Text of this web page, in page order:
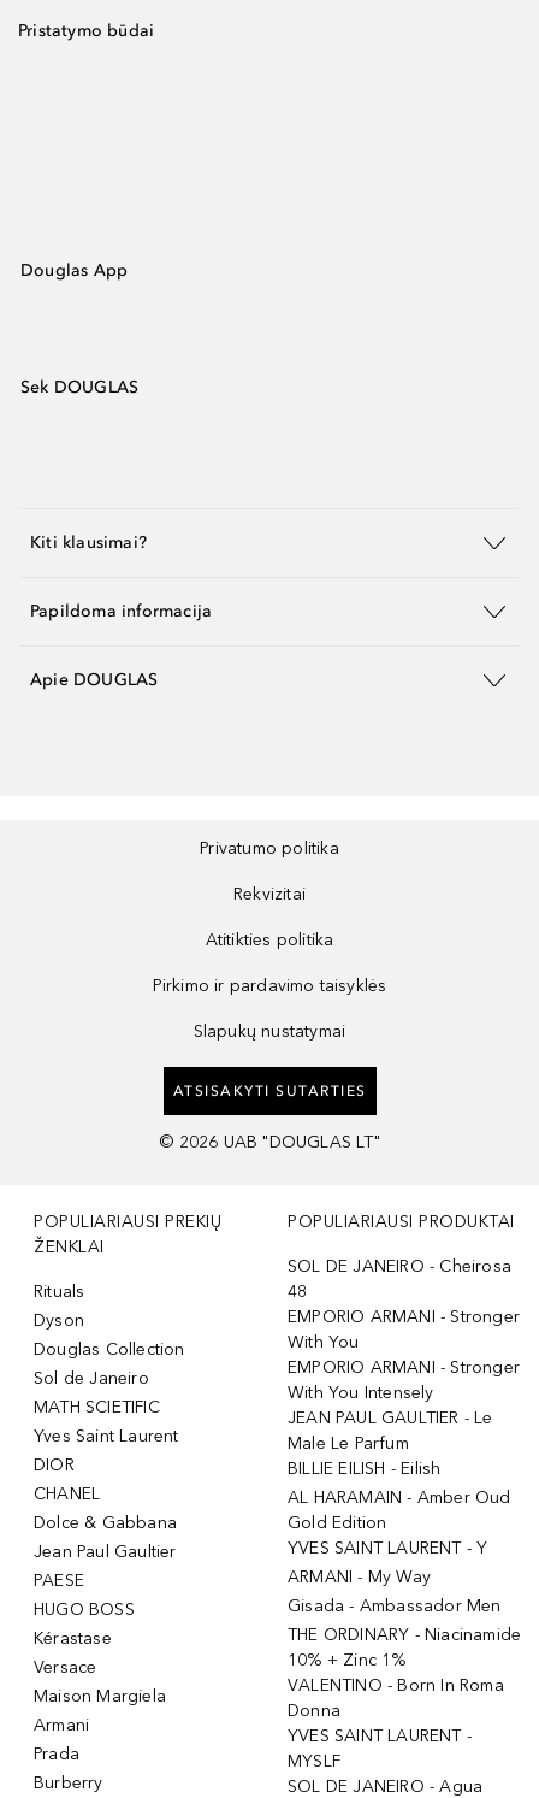
Pristatymo būdai
Douglas App
Sek DOUGLAS
Kiti klausimai?
Papildoma informacija
Apie DOUGLAS
Privatumo politika
Rekvizitai
Atitikties politika
Pirkimo ir pardavimo taisyklės
Slapukų nustatymai
ATSISAKYTI SUTARTIES
© 2026 UAB "DOUGLAS LT"
POPULIARIAUSI PREKIŲ
ŽENKLAI
Rituals
Dyson
Douglas Collection
Sol de Janeiro
MATH SCIETIFIC
Yves Saint Laurent
DIOR
CHANEL
Dolce & Gabbana
Jean Paul Gaultier
PAESE
HUGO BOSS
Kérastase
Versace
Maison Margiela
Armani
Prada
Burberry
POPULIARIAUSI PRODUKTAI
SOL DE JANEIRO - Cheirosa
48
EMPORIO ARMANI - Stronger
With You
EMPORIO ARMANI - Stronger
With You Intensely
JEAN PAUL GAULTIER - Le
Male Le Parfum
BILLIE EILISH - Eilish
AL HARAMAIN - Amber Oud
Gold Edition
YVES SAINT LAURENT - Y
ARMANI - My Way
Gisada - Ambassador Men
THE ORDINARY - Niacinamide
10% + Zinc 1%
VALENTINO - Born In Roma
Donna
YVES SAINT LAURENT -
MYSLF
SOL DE JANEIRO - Agua